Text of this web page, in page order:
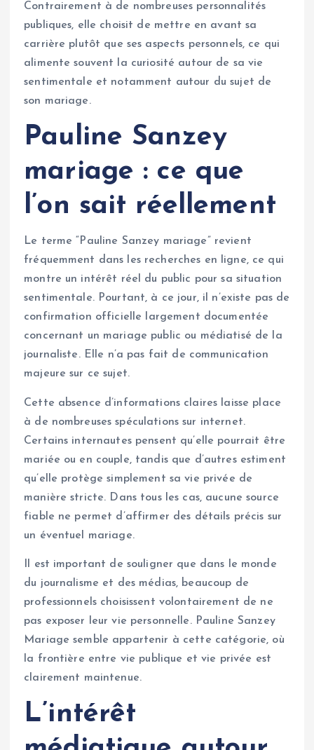
Contrairement à de nombreuses personnalités
publiques, elle choisit de mettre en avant sa
carrière plutôt que ses aspects personnels, ce qui
alimente souvent la curiosité autour de sa vie
sentimentale et notamment autour du sujet de
son mariage.
Pauline Sanzey
mariage : ce que
l’on sait réellement
Le terme “Pauline Sanzey mariage” revient
fréquemment dans les recherches en ligne, ce qui
montre un intérêt réel du public pour sa situation
sentimentale. Pourtant, à ce jour, il n’existe pas de
confirmation officielle largement documentée
concernant un mariage public ou médiatisé de la
journaliste. Elle n’a pas fait de communication
majeure sur ce sujet.
Cette absence d’informations claires laisse place
à de nombreuses spéculations sur internet.
Certains internautes pensent qu’elle pourrait être
mariée ou en couple, tandis que d’autres estiment
qu’elle protège simplement sa vie privée de
manière stricte. Dans tous les cas, aucune source
fiable ne permet d’affirmer des détails précis sur
un éventuel mariage.
Il est important de souligner que dans le monde
du journalisme et des médias, beaucoup de
professionnels choisissent volontairement de ne
pas exposer leur vie personnelle. Pauline Sanzey
Mariage semble appartenir à cette catégorie, où
la frontière entre vie publique et vie privée est
clairement maintenue.
L’intérêt